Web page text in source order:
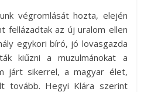
végromlását hozta, elején
fellázadtak az új uralom ellen
egykori bíró, jó lovasgazda
kiűzni a muzulmánokat a
járt sikerrel, a magyar élet,
tovább. Hegyi Klára szerint